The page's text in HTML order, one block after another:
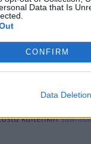
Data that Is
CONFIRM
Data Deletion
Koivu
kuitenkin